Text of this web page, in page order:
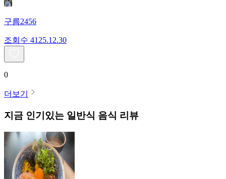
구름2456
조회수 41 25.12.30
0
더보기
지금 인기있는 일반식 음식 리뷰